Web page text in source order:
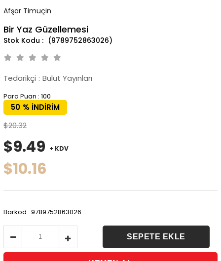
Afşar Timuçin
Bir Yaz Güzellemesi
(9789752863026)
Tedarikçi : Bulut Yayınları
Para Puan : 100
%
50
İNDIRIM
$20.32
$9.49 + KDV
$10.16
Barkod : 9789752863026